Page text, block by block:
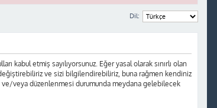
Dil:
kabul etmiş sayılıyorsunuz. Eğer yasal olarak sınırlı olan
ve sizi bilgilendirebiliriz, buna rağmen kendiniz
ve/veya düzenlenmesi durumunda meydana gelebilecek